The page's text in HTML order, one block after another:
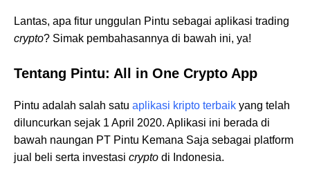
Lantas, apa fitur unggulan Pintu sebagai aplikasi trading
crypto? Simak pembahasannya di bawah ini, ya!
Tentang Pintu: All in One Crypto App
Pintu adalah salah satu aplikasi kripto terbaik yang telah
diluncurkan sejak 1 April 2020. Aplikasi ini berada di
bawah naungan PT Pintu Kemana Saja sebagai platform
jual beli serta investasi crypto di Indonesia.